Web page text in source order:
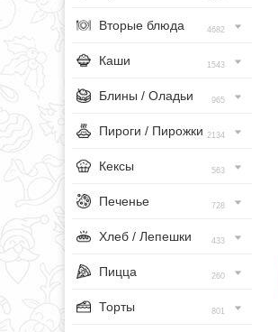
Вторые блюда 4682
Каши 1543
Блины / Оладьи 965
Пироги / Пирожки 2134
Кексы 563
Печенье 728
Хлеб / Лепешки 433
Пицца 260
Торты 801